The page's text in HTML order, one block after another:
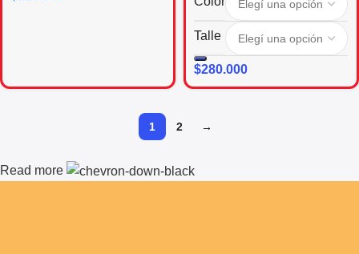
Talle
$280.000
1 2 →
Read more